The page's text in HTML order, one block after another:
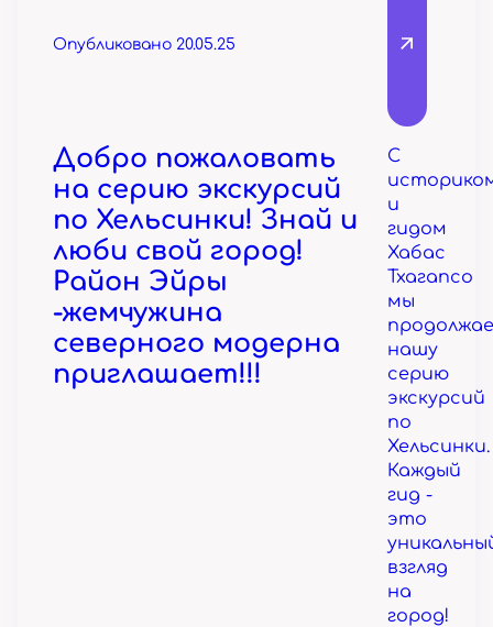
Опубликовано 20.05.25
Добро пожаловать
на серию экскурсий
по Хельсинки! Знай и
люби свой город!
Район Эйры
-жемчужина
северного модерна
приглашает!!!
С
и
гидом
Хабас
Тхагапсо
мы
нашу
серию
экскурсий
по
Хельсинки.
Каждый
гид -
это
взгляд
на
город!